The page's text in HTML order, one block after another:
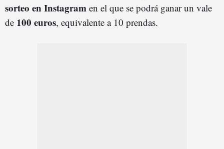
sorteo en Instagram en el que se podrá ganar un vale
de 100 euros, equivalente a 10 prendas.